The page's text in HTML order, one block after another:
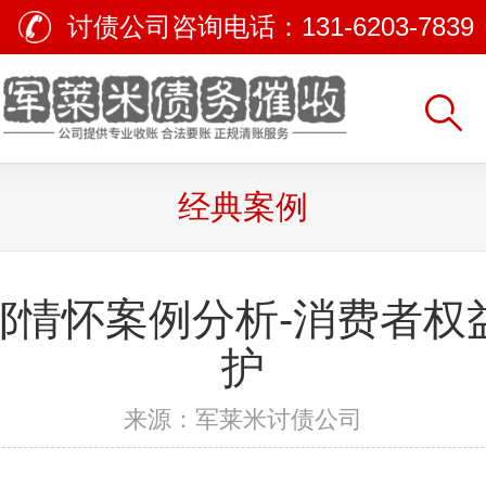
讨债公司咨询电话： 131-6203-7839
经典案例
情怀案例分析-消费者权
护
来源：军莱米讨债公司